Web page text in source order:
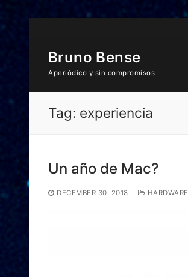
contentBruno Bense
Aperiódico y sin compromisos
Tag: experiencia
Un año de Mac?
DECEMBER 30, 2018 HARDWARE